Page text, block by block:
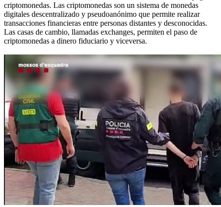
criptomonedas. Las criptomonedas son un sistema de monedas
digitales descentralizado y pseudoanónimo que permite realizar
transacciones financieras entre personas distantes y desconocidas.
Las casas de cambio, llamadas exchanges, permiten el paso de
criptomonedas a dinero fiduciario y viceversa.